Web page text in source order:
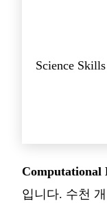
Science Skills
Computational
입니다. 수천